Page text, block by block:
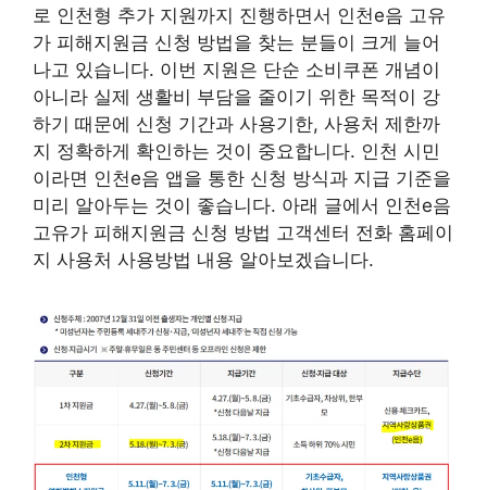
로 인천형 추가 지원까지 진행하면서 인천e음 고유
가 피해지원금 신청 방법을 찾는 분들이 크게 늘어
나고 있습니다. 이번 지원은 단순 소비쿠폰 개념이
아니라 실제 생활비 부담을 줄이기 위한 목적이 강
하기 때문에 신청 기간과 사용기한, 사용처 제한까
지 정확하게 확인하는 것이 중요합니다. 인천 시민
이라면 인천e음 앱을 통한 신청 방식과 지급 기준을
미리 알아두는 것이 좋습니다. 아래 글에서 인천e음
고유가 피해지원금 신청 방법 고객센터 전화 홈페이
지 사용처 사용방법 내용 알아보겠습니다.